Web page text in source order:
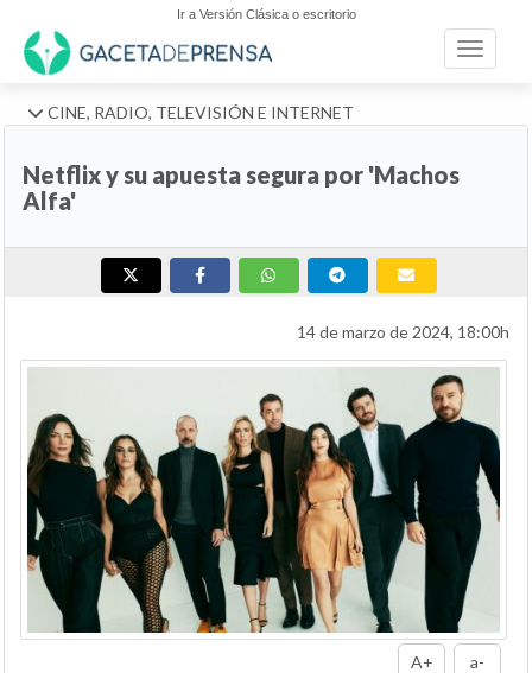
Ir a Versión Clásica o escritorio
Toggle
CINE, RADIO, TELEVISIÓN E INTERNET
Netflix y su apuesta segura por 'Machos
Alfa'
14 de marzo de 2024, 18:00h
A+ a-